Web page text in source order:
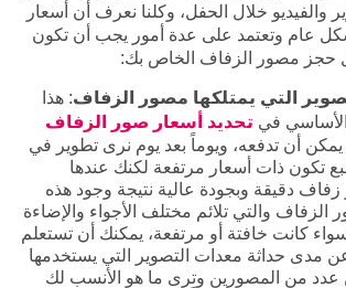
والفيديو خلال الحفل، وكلنا نعرف أن أسعار
عام وتعتمد على عدة أمور يجب أن تكون
حجز مصور الزفاف الخاص بك:
التي يمتلكها مصور الزفاف: هذا
الأساسي في تحديد أسعار صور الزفاف
يمكن أن تدفعه، ويوماً بعد يوم نرى تطوير في
تكون ذات أسعار مرتفعة لكنك عندها
دقيقة وبجودة عالية نتيجة وجود هذه
والتي تلائم مختلف الأجواء والإضاءة
كانت خافتة أو مرتفعة، يمكنك أن تستعلم
حداثة معدات التصوير التي يستخدمها
عدد من المصورين وترى ما هو الأنسب لك